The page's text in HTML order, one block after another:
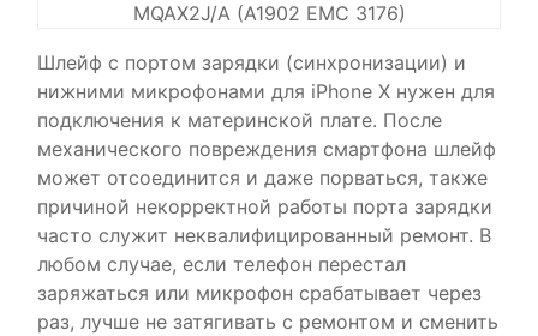
MQAX2J/A (A1902 EMC 3176)
Шлейф c портом зарядки (синхронизации) и
нижними микрофонами для iPhone X нужен для
подключения к материнской плате. После
механического повреждения смартфона шлейф
может отсоединится и даже порваться, также
причиной некорректной работы порта зарядки
часто служит неквалифицированный ремонт. В
любом случае, если телефон перестал
заряжаться или микрофон срабатывает через
раз, лучше не затягивать с ремонтом и сменить